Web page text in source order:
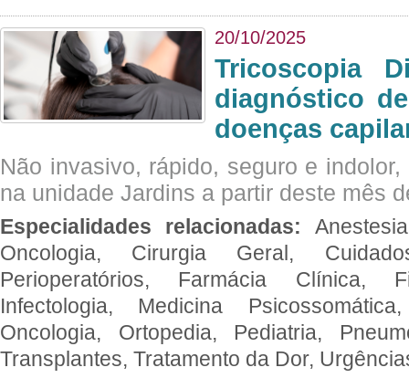
20/10/2025
Tricoscopia
diagnóstico
doenças
Não invasivo, rápido, seguro e
na unidade Jardins a partir deste mês
Especialidades relacionadas:
Oncologia, Cirurgia Geral,
Perioperatórios, Farmácia Clínica,
Infectologia, Medicina
Oncologia, Ortopedia, Pediatria,
Transplantes, Tratamento da Dor,